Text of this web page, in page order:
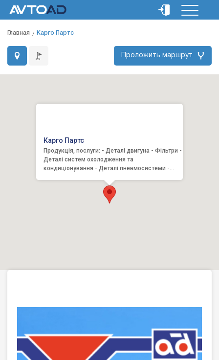
Главная Карго Партс
Проложить маршрут
Карго Партс
Продукція, послуги: - Деталі двигуна - Фільтри -
Деталі систем охолодження та
кондиціонування - Деталі пневмосистеми -